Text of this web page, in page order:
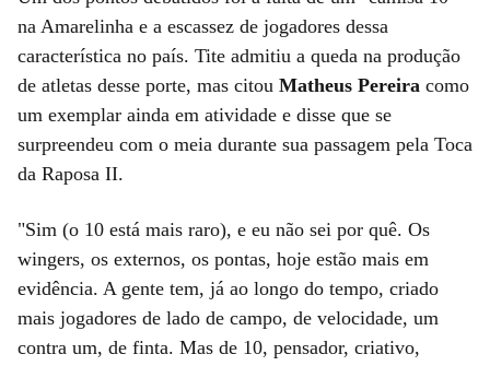
na Amarelinha e a escassez de jogadores dessa
característica no país. Tite admitiu a queda na produção
de atletas desse porte, mas citou Matheus Pereira como
um exemplar ainda em atividade e disse que se
surpreendeu com o meia durante sua passagem pela Toca
da Raposa II.
"Sim (o 10 está mais raro), e eu não sei por quê. Os
wingers, os externos, os pontas, hoje estão mais em
evidência. A gente tem, já ao longo do tempo, criado
mais jogadores de lado de campo, de velocidade, um
contra um, de finta. Mas de 10, pensador, criativo,